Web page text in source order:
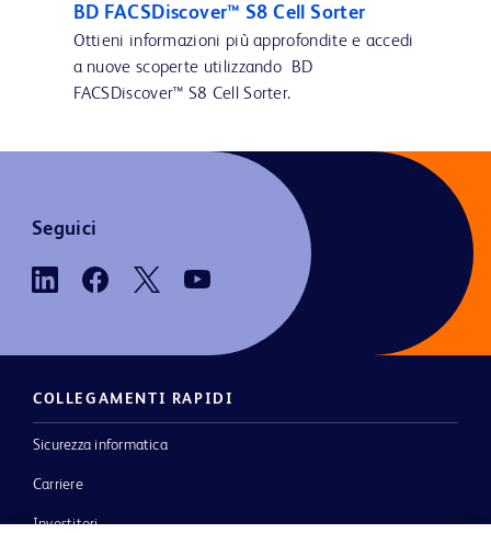
BD FACSDiscover™ S8 Cell Sorter
Ottieni informazioni più approfondite e accedi
a nuove scoperte utilizzando BD
FACSDiscover™ S8 Cell Sorter.
Seguici
COLLEGAMENTI RAPIDI
Sicurezza informatica
Carriere
Investitori